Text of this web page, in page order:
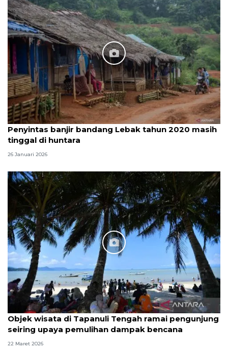
Penyintas banjir bandang Lebak tahun 2020 masih
tinggal di huntara
26 Januari 2026
Objek wisata di Tapanuli Tengah ramai pengunjung
seiring upaya pemulihan dampak bencana
22 Maret 2026